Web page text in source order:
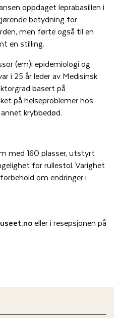
oppdaget leprabasillen i
betydning for
men førte også til en
en stilling.
(em)i epidemiologi og
i 25 år leder av Medisinsk
basert på
på helseproblemer hos
krybbedød.
med 160 plasser, utstyrt
for rullestol. Varighet
om endringer i
eller i resepsjonen på